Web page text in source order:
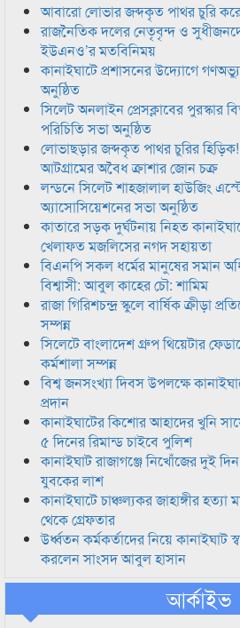
আবারো লোভার জব্দকৃত পাথর চুরি করে
রাজনৈতিক দলের নেতৃবৃন্দ ও
ইউএনও’র মতবিনিময়
কানাইঘাটে প্রশাসনের উদ্যোগে
অনুষ্ঠিত
সিলেট অনলাইন প্রেসক্লাবের
পরিচিতি সভা অনুষ্ঠিত
লোভাছড়ার জব্দকৃত পাথর চুরির
আটগ্রামের অবৈধ ক্রাশার জোন চক্র
লন্ডনে সিলেট শাহজালাল হাউজিং
অ্যাসোসিয়েশনের সভা অনুষ্ঠিত
কাতারে সড়ক দুর্ঘটনায় নিহত
খেলাফত মজলিসের নগদ সহায়তা
বিএনপি সকল ধর্মের মানুষের সমান
বিশ্বাসী: আবুল কাহের চৌ: শামিম
রাজা গিরিশচন্দ্র স্কুলে বার্ষিক ক্রীড়া
সম্পন্ন
সিলেটে বাংলাদেশ গ্রুপ থিয়েটার
কর্মশালা সম্পন্ন
বিশ্ব জনসংখ্যা দিবস উপলক্ষে
প্রদান
কানাইঘাটের কিশোর আহাদের খুনি
৫ দিনের রিমান্ড চাইবে পুলিশ
কানাইঘাট রাজাগঞ্জে নিখোঁজের দুই
যুবকের লাশ
কানাইঘাটে চাঞ্চল্যকর জাহাঙ্গীর
থেকে গ্রেফতার
উর্ধ্বতন কর্মকর্তাদের নিয়ে কানাইঘাট
করলেন সাংসদ আবুল হাসান
আর্কাইভ